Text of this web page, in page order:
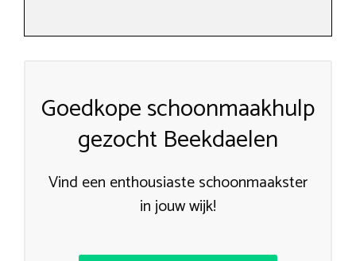
Goedkope schoonmaakhulp
gezocht Beekdaelen
Vind een enthousiaste schoonmaakster
in jouw wijk!